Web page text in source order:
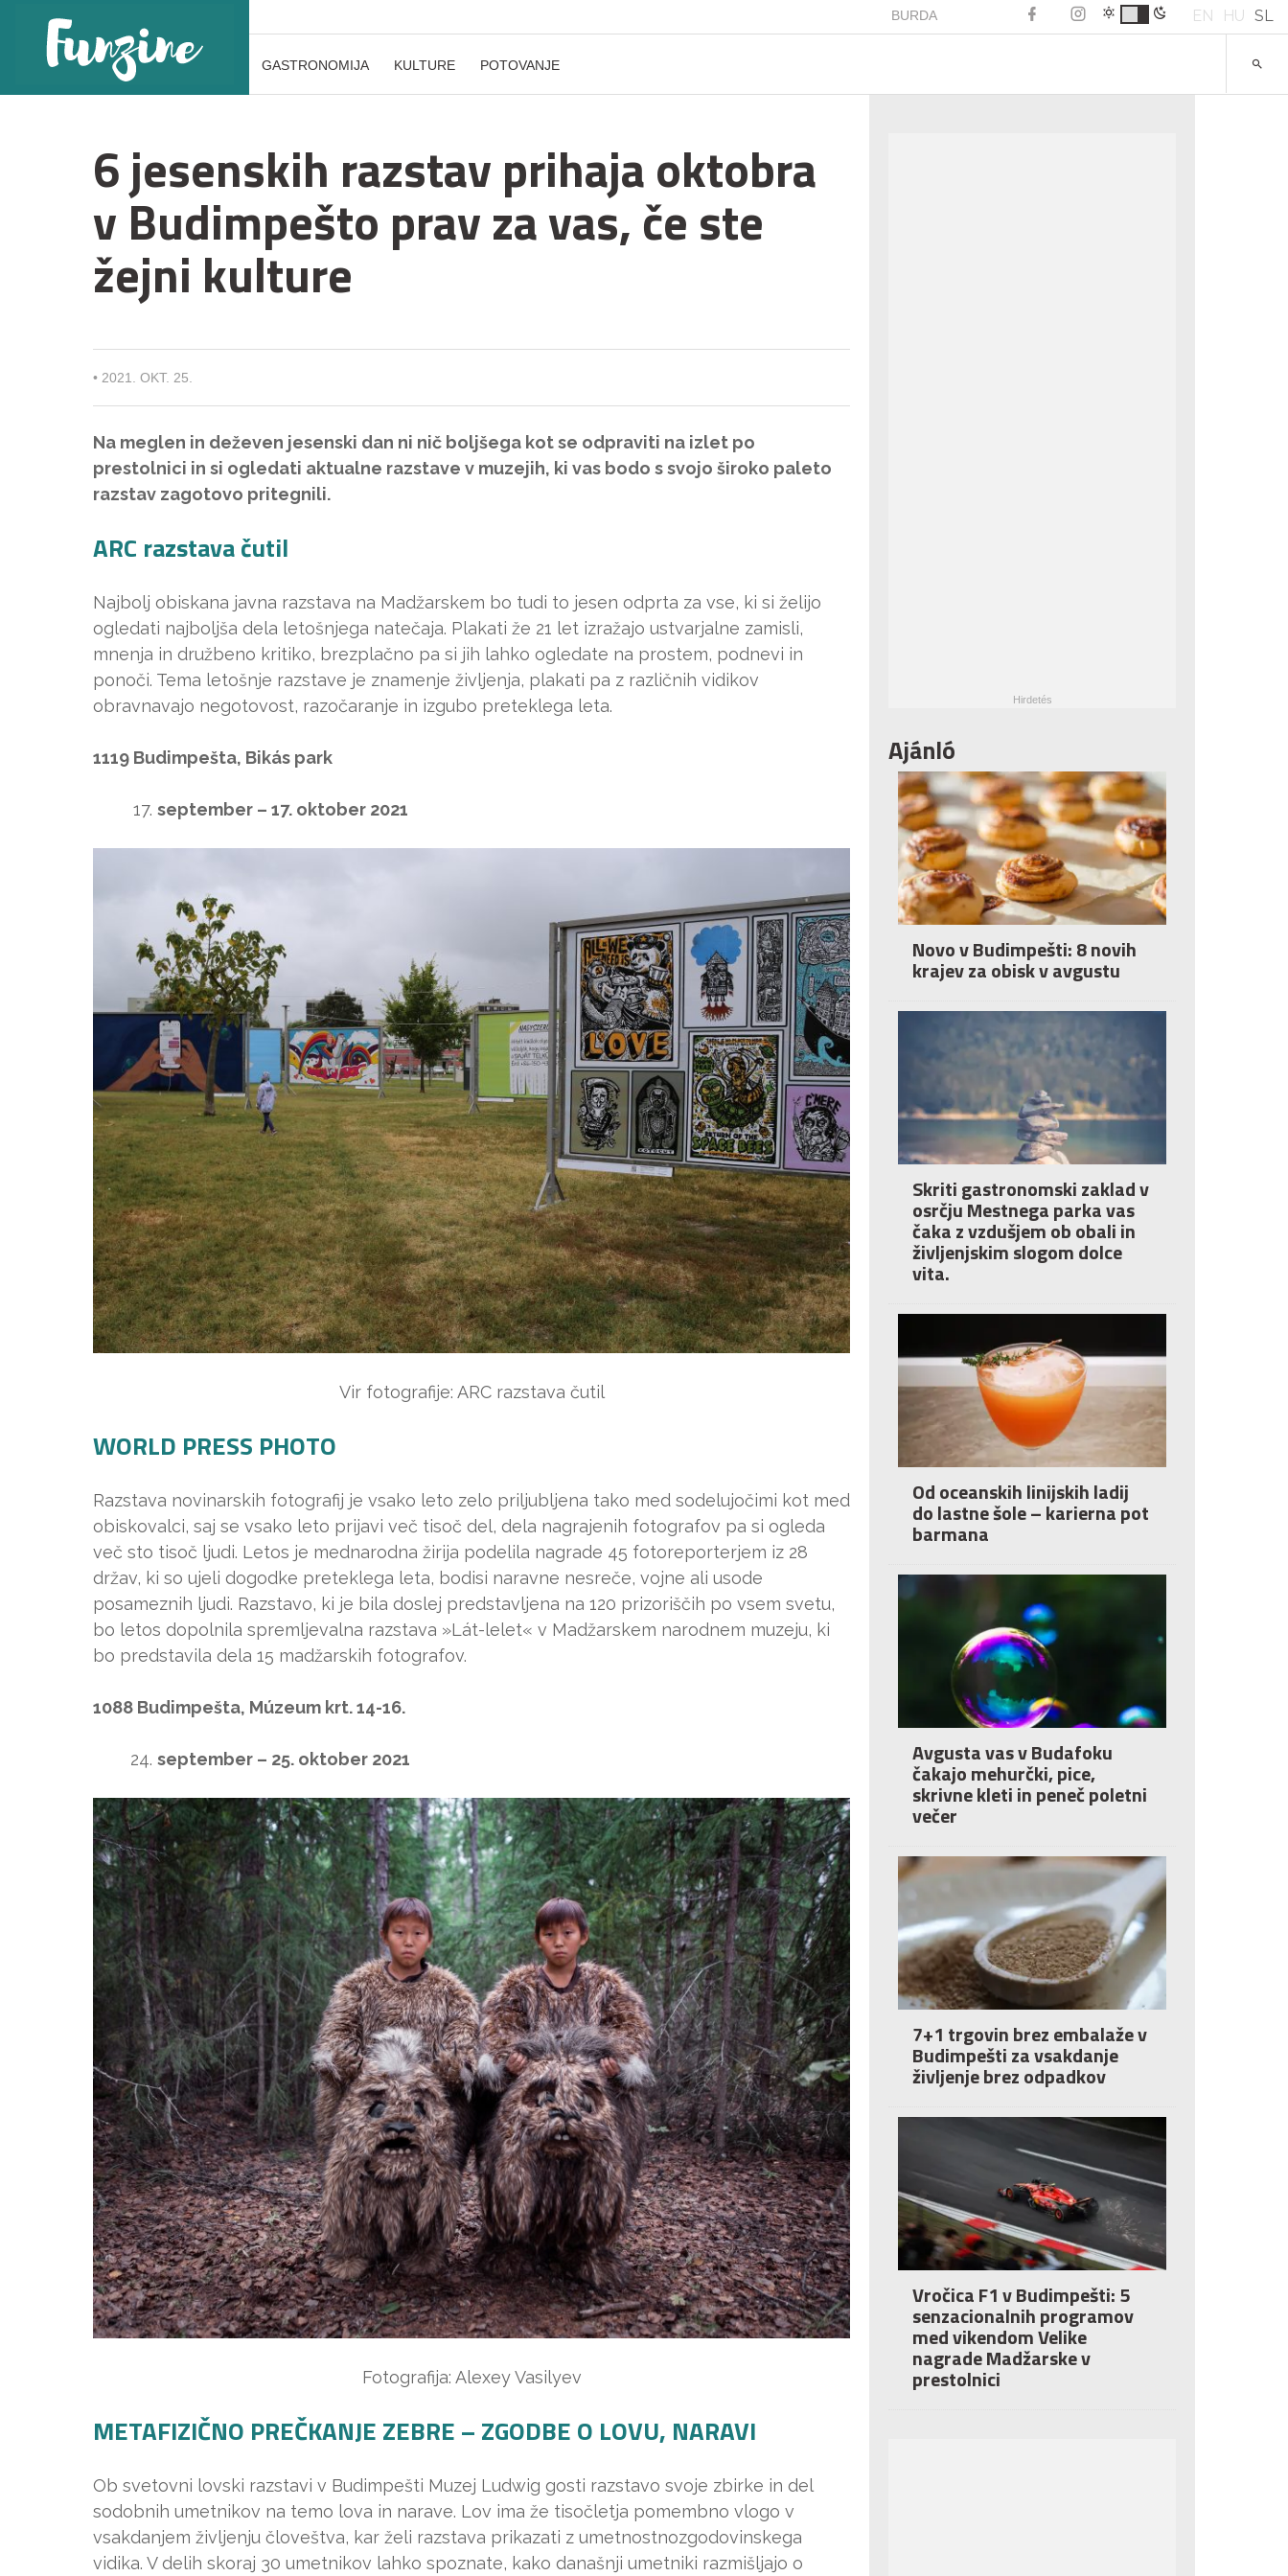
BURDA EN HU SL
GASTRONOMIJA KULTURE POTOVANJE
6 jesenskih razstav prihaja oktobra
v Budimpešto prav za vas, če ste
žejni kulture
• 2021. OKT. 25.
Na meglen in deževen jesenski dan ni nič boljšega kot se odpraviti na izlet po
prestolnici in si ogledati aktualne razstave v muzejih, ki vas bodo s svojo široko paleto
razstav zagotovo pritegnili.
ARC razstava čutil
Najbolj obiskana javna razstava na Madžarskem bo tudi to jesen odprta za vse, ki si želijo
ogledati najboljša dela letošnjega natečaja. Plakati že 21 let izražajo ustvarjalne zamisli,
mnenja in družbeno kritiko, brezplačno pa si jih lahko ogledate na prostem, podnevi in
ponoči. Tema letošnje razstave je znamenje življenja, plakati pa z različnih vidikov
obravnavajo negotovost, razočaranje in izgubo preteklega leta.
1119 Budimpešta, Bikás park
september – 17. oktober 2021
Vir fotografije: ARC razstava čutil
WORLD PRESS PHOTO
Razstava novinarskih fotografij je vsako leto zelo priljubljena tako med sodelujočimi kot med
obiskovalci, saj se vsako leto prijavi več tisoč del, dela nagrajenih fotografov pa si ogleda
več sto tisoč ljudi. Letos je mednarodna žirija podelila nagrade 45 fotoreporterjem iz 28
držav, ki so ujeli dogodke preteklega leta, bodisi naravne nesreče, vojne ali usode
posameznih ljudi. Razstavo, ki je bila doslej predstavljena na 120 prizoriščih po vsem svetu,
bo letos dopolnila spremljevalna razstava »Lát-lelet« v Madžarskem narodnem muzeju, ki
bo predstavila dela 15 madžarskih fotografov.
1088 Budimpešta, Múzeum krt. 14-16.
september – 25. oktober 2021
Fotografija: Alexey Vasilyev
METAFIZIČNO PREČKANJE ZEBRE – ZGODBE O LOVU, NARAVI
Ob svetovni lovski razstavi v Budimpešti Muzej Ludwig gosti razstavo svoje zbirke in del
sodobnih umetnikov na temo lova in narave. Lov ima že tisočletja pomembno vlogo v
vsakdanjem življenju človeštva, kar želi razstava prikazati z umetnostnozgodovinskega
vidika. V delih skoraj 30 umetnikov lahko spoznate, kako današnji umetniki razmišljajo o
Ajánló
Novo v Budimpešti: 8 novih
krajev za obisk v avgustu
Skriti gastronomski zaklad v
osrčju Mestnega parka vas
čaka z vzdušjem ob obali in
življenjskim slogom dolce
vita.
Od oceanskih linijskih ladij
do lastne šole – karierna pot
barmana
Avgusta vas v Budafoku
čakajo mehurčki, pice,
skrivne kleti in peneč poletni
večer
7+1 trgovin brez embalaže v
Budimpešti za vsakdanje
življenje brez odpadkov
Vročica F1 v Budimpešti: 5
senzacionalnih programov
med vikendom Velike
nagrade Madžarske v
prestolnici